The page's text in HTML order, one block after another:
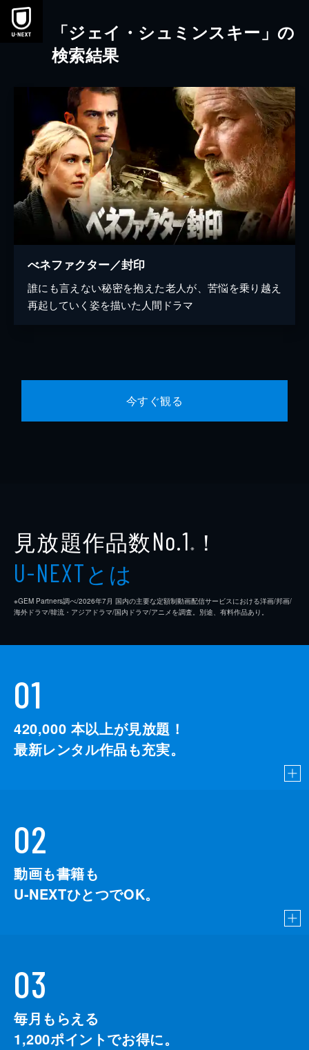
本文へスキップ
「ジェイ・シュミンスキー」の
検索結果
べネファクター／封印
誰にも言えない秘密を抱えた老人が、苦悩を乗り越え
再起していく姿を描いた人間ドラマ
今すぐ観る
見放題作品数No.1 ※ ！
U-NEXTとは
※GEM Partners調べ/2026年7⽉ 国内の主要な定額制動画配信サービスにおける洋画/邦画/
海外ドラマ/韓流・アジアドラマ/国内ドラマ/アニメを調査。別途、有料作品あり。
01
420,000 本以上が見放題！
最新レンタル作品も充実。
02
動画も書籍も
U-NEXTひとつでOK。
03
毎月もらえる
1,200ポイントでお得に。